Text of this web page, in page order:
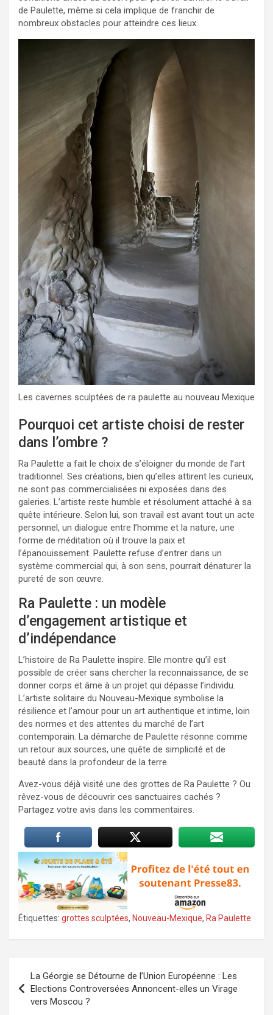
de Paulette, même si cela implique de franchir de
nombreux obstacles pour atteindre ces lieux.
Les cavernes sculptées de ra paulette au nouveau Mexique
Pourquoi cet artiste choisi de rester
dans l’ombre ?
Ra Paulette a fait le choix de s’éloigner du monde de l’art
traditionnel. Ses créations, bien qu’elles attirent les curieux,
ne sont pas commercialisées ni exposées dans des
galeries. L’artiste reste humble et résolument attaché à sa
quête intérieure. Selon lui, son travail est avant tout un acte
personnel, un dialogue entre l’homme et la nature, une
forme de méditation où il trouve la paix et
l’épanouissement. Paulette refuse d’entrer dans un
système commercial qui, à son sens, pourrait dénaturer la
pureté de son œuvre.
Ra Paulette : un modèle
d’engagement artistique et
d’indépendance
L’histoire de Ra Paulette inspire. Elle montre qu’il est
possible de créer sans chercher la reconnaissance, de se
donner corps et âme à un projet qui dépasse l’individu.
L’artiste solitaire du Nouveau-Mexique symbolise la
résilience et l’amour pour un art authentique et intime, loin
des normes et des attentes du marché de l’art
contemporain. La démarche de Paulette résonne comme
un retour aux sources, une quête de simplicité et de
beauté dans la profondeur de la terre.
Avez-vous déjà visité une des grottes de Ra Paulette ? Ou
rêvez-vous de découvrir ces sanctuaires cachés ?
Partagez votre avis dans les commentaires.
Étiquettes: grottes sculptées, Nouveau-Mexique, Ra Paulette
de
l’article
La Géorgie se Détourne de l’Union Européenne : Les
Elections Controversées Annoncent-elles un Virage
vers Moscou ?